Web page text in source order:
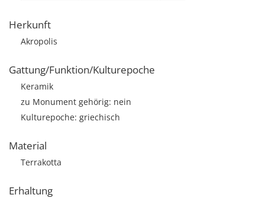
Herkunft
Akropolis
Gattung/Funktion/Kulturepoche
Keramik
zu Monument gehörig: nein
Kulturepoche: griechisch
Material
Terrakotta
Erhaltung